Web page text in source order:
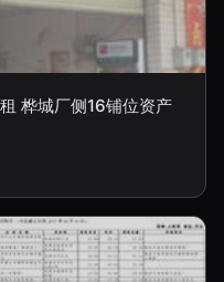
桦城厂侧16铺位资产